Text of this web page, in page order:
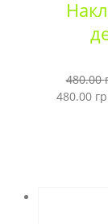
480.00
480.00